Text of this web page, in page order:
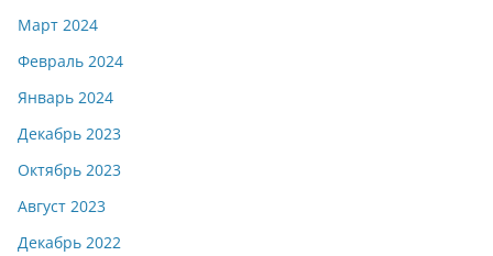
Март 2024
Февраль 2024
Январь 2024
Декабрь 2023
Октябрь 2023
Август 2023
Декабрь 2022